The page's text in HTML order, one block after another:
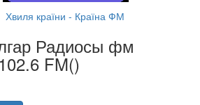
Хвиля країни - Країна ФМ
Радиосы фм
FM()